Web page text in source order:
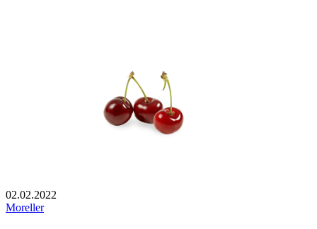
02.02.2022
Moreller